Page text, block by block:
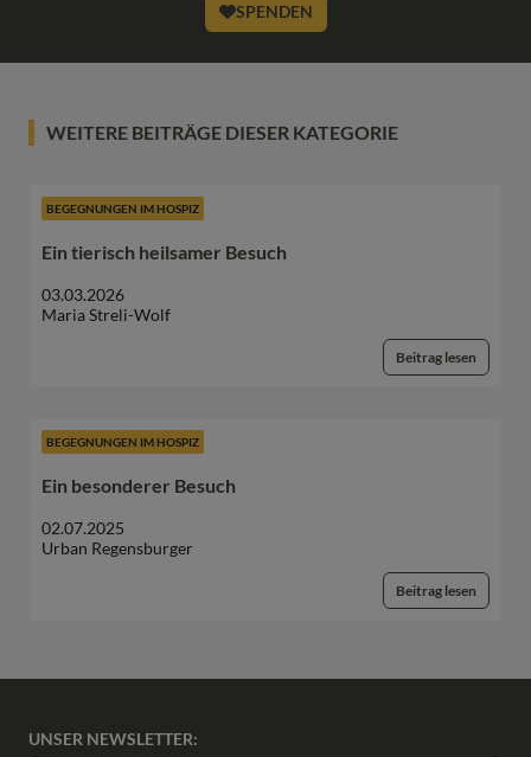
SPENDEN
WEITERE BEITRÄGE DIESER KATEGORIE
BEGEGNUNGEN IM HOSPIZ
Ein tierisch heilsamer Besuch
03.03.2026
Maria Streli-Wolf
Beitrag lesen
BEGEGNUNGEN IM HOSPIZ
Ein besonderer Besuch
02.07.2025
Urban Regensburger
Beitrag lesen
UNSER NEWSLETTER: